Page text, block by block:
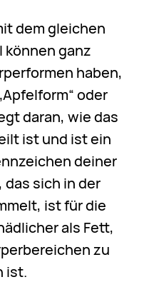
dem gleichen
ganz
haben,
oder
daran, wie das
ist und ist ein
deiner
sich in der
ist für die
als Fett,
zu
ist.